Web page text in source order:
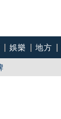
娛樂 地方